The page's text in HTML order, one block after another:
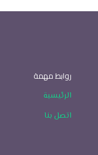
روابط مهمة
الرئيسية
اتصل بنا